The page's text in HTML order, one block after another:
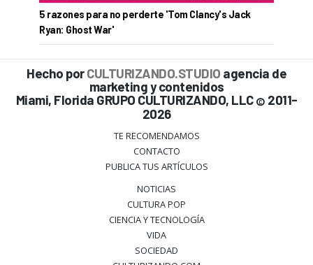
5 razones para no perderte 'Tom Clancy's Jack
Ryan: Ghost War'
Hecho porCULTURIZANDO.STUDIO agencia de
marketing y contenidos
Miami, Florida GRUPO CULTURIZANDO, LLC © 2011-
2026
TE RECOMENDAMOS
CONTACTO
PUBLICA TUS ARTÍCULOS
NOTICIAS
CULTURA POP
CIENCIA Y TECNOLOGÍA
VIDA
SOCIEDAD